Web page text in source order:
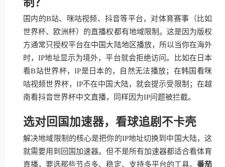
国内的B站、咪咕视频、抖音等平台，对体育赛事（比如
世界杯、欧洲杯）的直播权都有地域限制。这是因为版权
方通常只授权平台在中国大陆地区播放，所以当你在海外
时，IP地址显示为境外，平台就会拒绝访问。比如在日本
看B站世界杯，IP是日本的，自然无法播放；在韩国看咪
咕视频世界杯，IP不在中国大陆，就会提示受限制；在越
南看抖音世界杯中文直播，同样因为IP问题被拦截。
选对回国加速器，看球追剧不卡壳
解决地域限制的核心是把你的IP地址切换到中国大陆，这
就需要用到回国加速器。但不是所有加速器都适合看体育
直播，要选那些节点多、稳定、支持多平台的工具。 番茄